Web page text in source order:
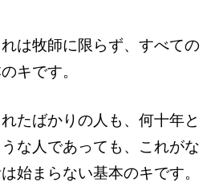
は牧師に限らず、すべての
キです。
たばかりの人も、何十年と
な人であっても、これがな
始まらない基本のキです。